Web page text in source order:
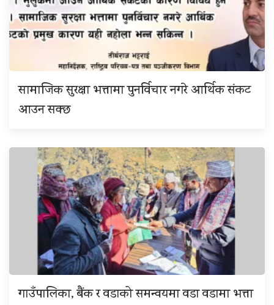
सामाजिक सुरक्षा भत्तामा पुनर्विचार नगरे आर्थिक संकट
आउन सक्छ
गाउँपालिका, बैंक र वडाको समन्वयमा वडा वडामा भत्ता